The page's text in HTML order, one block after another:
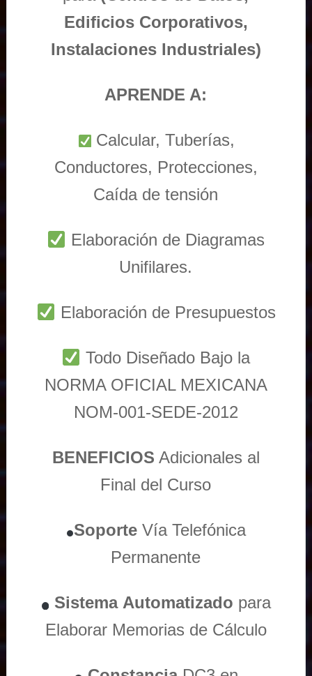
Edificios Corporativos,
Instalaciones Industriales)
APRENDE A:
Calcular, Tuberías,
Conductores, Protecciones,
Caída de tensión
Elaboración de Diagramas
Unifilares.
Elaboración de Presupuestos
Todo Diseñado Bajo la
NORMA OFICIAL MEXICANA
NOM-001-SEDE-2012
BENEFICIOS Adicionales al
Final del Curso
Soporte Vía Telefónica
Permanente
Sistema Automatizado para
Elaborar Memorias de Cálculo